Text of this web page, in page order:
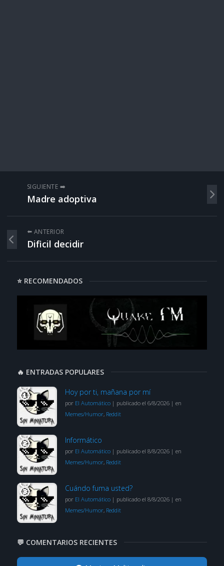
SIGUIENTE ➡️
Madre adoptiva
⬅️ ANTERIOR
Dificil decidir
⭐ RECOMENDADOS
🔥 ENTRADAS POPULARES
Hoy por ti, mañana por mí
por El Automático| publicado el 6/8/2026| en
Memes/Humor, Reddit
Informático
por El Automático| publicado el 8/8/2026| en
Memes/Humor, Reddit
Cuándo fuma usted?
por El Automático| publicado el 8/8/2026| en
Memes/Humor, Reddit
💬 COMENTARIOS RECIENTES